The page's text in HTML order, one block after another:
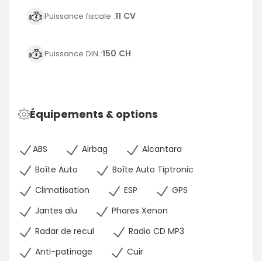
Puissance fiscale :11 CV
Puissance DIN :150 CH
Équipements & options
ABS Airbag
Alcantara
Boîte Auto
Boîte Auto Tiptronic
Climatisation
ESP
GPS
Jantes alu
Phares Xenon
Radar de recul
Radio CD MP3
Anti-patinage
Cuir